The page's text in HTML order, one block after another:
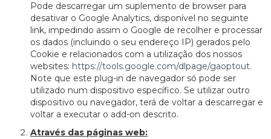
Pode descarregar um suplemento de browser para
desativar o Google Analytics, disponível no seguinte
link, impedindo assim o Google de recolher e processar
os dados (incluindo o seu endereço IP) gerados pelo
Cookie e relacionados com a utilização dos nossos
websites: https://tools.google.com/dlpage/gaoptout.
Note que este plug-in de navegador só pode ser
utilizado num dispositivo específico. Se utilizar outro
dispositivo ou navegador, terá de voltar a descarregar e
voltar a executar o add-on descrito.
Através das páginas web: